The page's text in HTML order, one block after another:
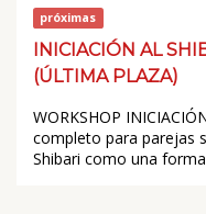
próximas
INICIACIÓN AL
(ÚLTIMA PLAZA)
WORKSHOP
completo para parejas
Shibari como una